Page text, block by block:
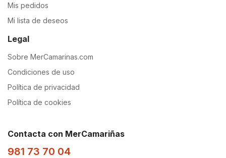
Mis pedidos
Mi lista de deseos
Legal
Sobre MerCamarinas.com
Condiciones de uso
Política de privacidad
Política de cookies
Contacta con MerCamariñas
981 73 70 04